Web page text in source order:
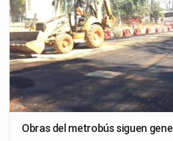
Obras del metrobús siguen